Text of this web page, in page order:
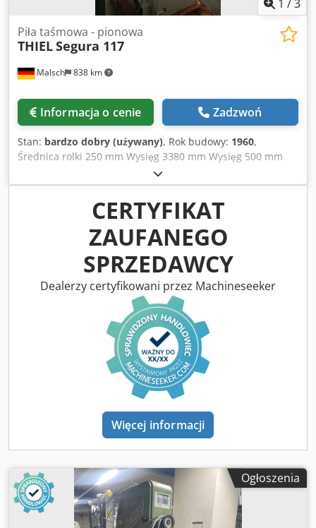
1 /3
Malsch 838 km
Piła taśmowa - pionowa
THIELSegura 117
Informacja o cenie Zadzwoń
Stan: bardzo dobry (używany), Rok budowy: 1960,
Średnica rolki 250 mm Wysięg 3380 mm Wysięg 500 mm
Prędkość cięcia 15 - 900 m/min Powierzchnia stołu 600 x
600 mm Zap. moc całkowita 1,1 kW Djdpfx Aszd Hgcoiyeck
Waga maszyny ok. 0,8 t Zapotrzebowanie na miejsce ok. 1,0
x 0,8 x 2,1 m 4 rolki taśmy tnącej po 30 m w zestawie.
CERTYFIKAT
ZAUFANEGO
SPRZEDAWCY
Dealerzy certyfikowani przez Machineseeker
Więcej informacji
Ogłoszenia